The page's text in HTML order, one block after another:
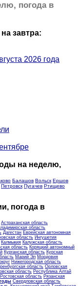
погода в
завтра:
2026 года
на неделю,
Балашов Вольск Ершов
Петровск Пугачев Ртищево
погода в
Астраханская область
область
Дагестан Еврейская автономная
область Ингушетия
Калмыкия Калужская область
область Коряцкий автономный
Курганская область Курская
Марий Эл Мордовия
Нижегородская область
область Орловская
область Республика Алтай
Ростовская область Рязанская
Свердловская область